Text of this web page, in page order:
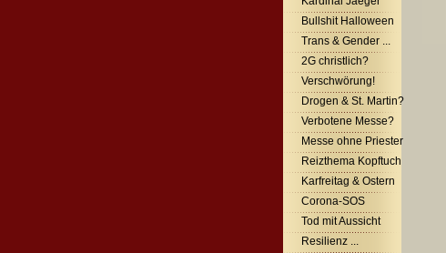
Bullshit Halloween
Trans & Gender ...
2G christlich?
Verschwörung!
Drogen & St. Martin?
Verbotene Messe?
Messe ohne Priester
Reizthema Kopftuch
Karfreitag & Ostern
Corona-SOS
Tod mit Aussicht
Resilienz ...